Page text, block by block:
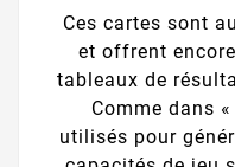
Ces cartes sont
et offrent
tableaux de
Comme dans
utilisés pour